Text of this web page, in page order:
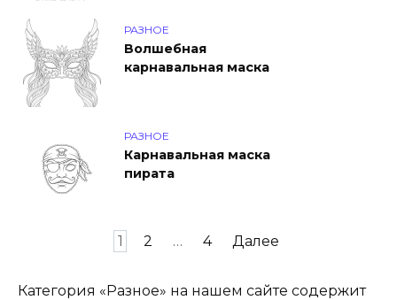
РАЗНОЕ
Волшебная
карнавальная маска
РАЗНОЕ
Карнавальная маска
пирата
1 2 … 4 Далее
Категория «Разное» на нашем сайте содержит